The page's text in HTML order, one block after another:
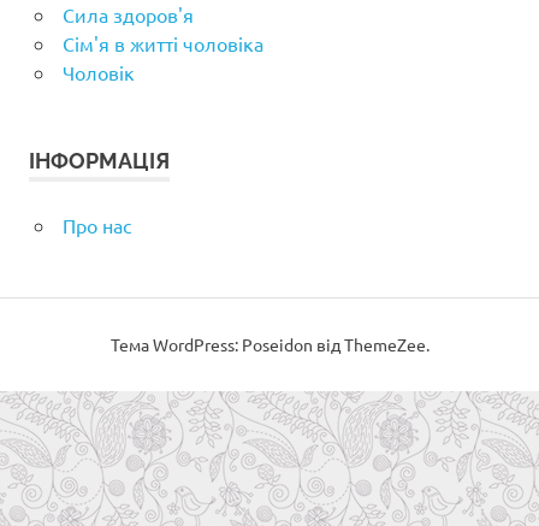
Сила здоров'я
Сім'я в житті чоловіка
Чоловік
ІНФОРМАЦІЯ
Про нас
Тема WordPress: Poseidon від ThemeZee.